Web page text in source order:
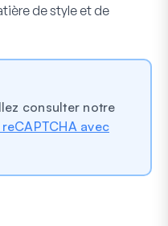
de style et de
consulter notre
avec